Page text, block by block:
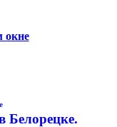
окне
Белорецке.